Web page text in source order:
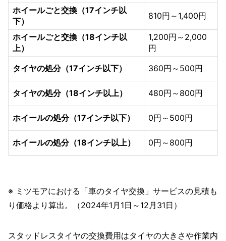
ホイールごと交換（17インチ以
下）
810円～1,400円
ホイールごと交換（18インチ以
上）
1,200円～2,000
円
タイヤの処分（17インチ以下）
360円～500円
タイヤの処分（18インチ以上） 480円～800円
ホイールの処分（17インチ以下） 0円～500円
ホイールの処分（18インチ以上） 0円～800円
※ ミツモアにおける「車のタイヤ交換」サービスの見積も
り価格より算出。（2024年1月1日～12月31日）
スタッドレスタイヤの交換費用はタイヤの大きさや作業内